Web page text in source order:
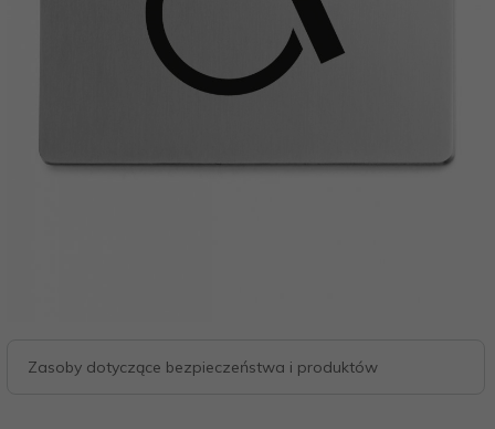
Zasoby dotyczące bezpieczeństwa i produktów